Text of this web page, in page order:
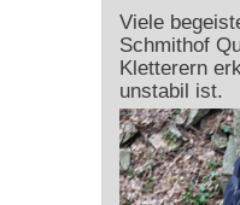
Viele
Schmithof
Kletterern
unstabil ist.